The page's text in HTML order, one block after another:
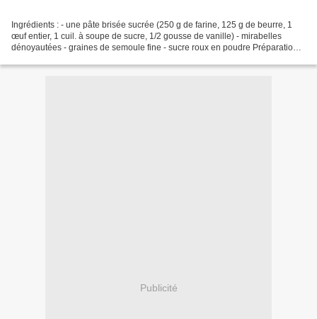
Ingrédients : - une pâte brisée sucrée (250 g de farine, 125 g de beurre, 1
œuf entier, 1 cuil. à soupe de sucre, 1/2 gousse de vanille) - mirabelles
dénoyautées - graines de semoule fine - sucre roux en poudre Préparation :
Publicité